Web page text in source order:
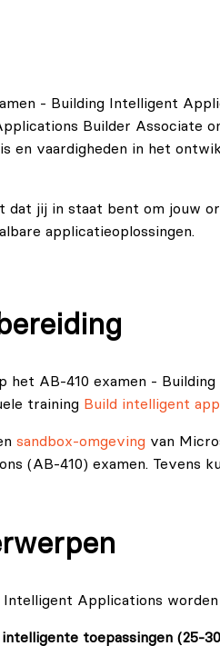
- Building Intelligent
Builder Associate
en vaardigheden in het
jij in staat bent om jouw
applicatieoplossingen.
het AB-410 examen -
training Build intelligent
sandbox-omgeving van
(AB-410) examen. Tevens
Intelligent Applications
toepassingen (25-